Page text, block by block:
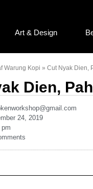
Art & Design
Warung Kopi » Cut Nyak Dien,
Dien,
24, 2019
pm